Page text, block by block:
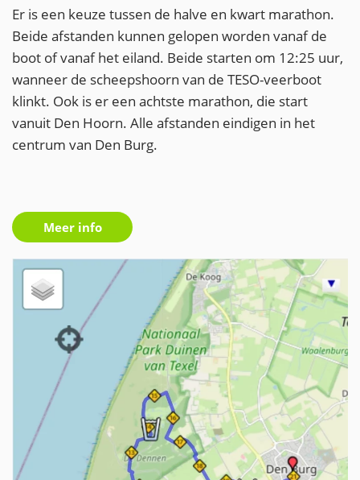
Er is een keuze tussen de halve en kwart marathon.
Beide afstanden kunnen gelopen worden vanaf de
boot of vanaf het eiland. Beide starten om 12:25 uur,
wanneer de scheepshoorn van de TESO-veerboot
klinkt. Ook is er een achtste marathon, die start
vanuit Den Hoorn. Alle afstanden eindigen in het
centrum van Den Burg.
Meer info